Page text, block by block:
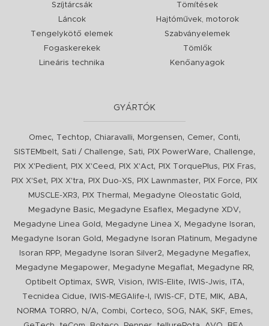
Szíjtárcsák
Láncok
Tengelykötő elemek
Fogaskerekek
Lineáris technika
Tömítések
Hajtóművek, motorok
Szabványelemek
Tömlők
Kenőanyagok
GYÁRTÓK
Omec, Techtop, Chiaravalli, Morgensen, Cemer, Conti,
SISTEMbelt, Sati / Challenge, Sati, PIX PowerWare, Challenge,
PIX X'Pedient, PIX X'Ceed , PIX X'Act, PIX TorquePlus, PIX Fras,
PIX X'Set, PIX X'tra, PIX Duo-XS, PIX Lawnmaster, PIX Force,
PIX
MUSCLE-XR3, PIX Thermal , Megadyne Oleostatic Gold ,
Megadyne Basic, Megadyne Esaflex, Megadyne XDV,
Megadyne Linea Gold , Megadyne Linea X, Megadyne Isoran,
Megadyne Isoran Gold , Megadyne Isoran Platinum,
Megadyne
Isoran RPP, Megadyne Isoran Silver2, Megadyne Megaflex,
Megadyne Megapower, Megadyne Megaflat, Megadyne RR,
Optibelt Optimax, SWR, Vision, IWIS-Elite, IWIS-Jwis, ITA,
Tecnidea Cidue, IWIS-MEGAlife-I , IWIS-CF, DTE, MIK, ABA,
NORMA TORRO, N/A, Combi, Corteco, SOG, NAK, SKF, Emes,